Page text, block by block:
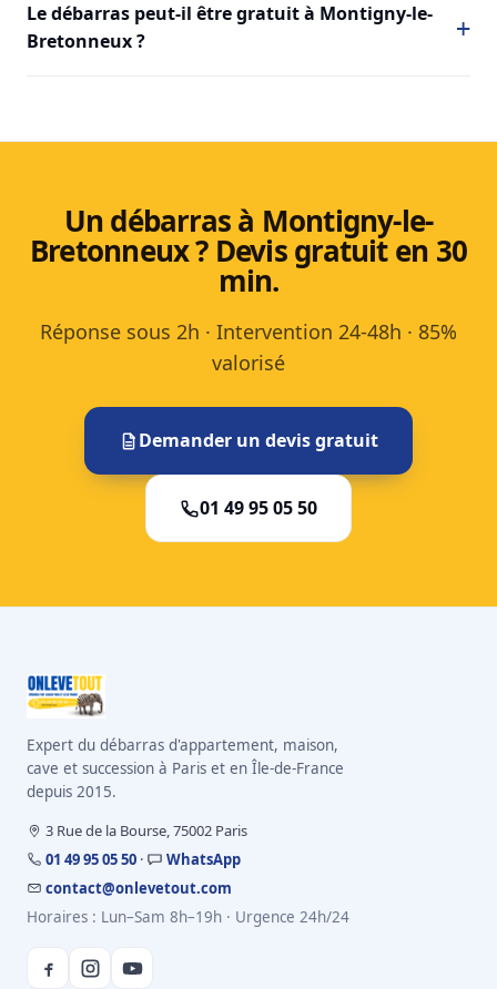
Le débarras peut-il être gratuit à Montigny-le-
Bretonneux ?
Un débarras à Montigny-le-
Bretonneux ? Devis gratuit en 30
min.
Réponse sous 2h · Intervention 24-48h · 85%
valorisé
Demander un devis gratuit
01 49 95 05 50
Expert du débarras d'appartement, maison,
cave et succession à Paris et en Île-de-France
depuis 2015.
3 Rue de la Bourse, 75002 Paris
01 49 95 05 50 ·
WhatsApp
contact@onlevetout.com
Horaires : Lun–Sam 8h–19h · Urgence 24h/24